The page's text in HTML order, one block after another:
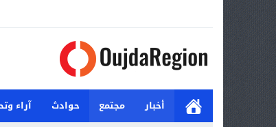
أخبار مجتمع حوادث آراء